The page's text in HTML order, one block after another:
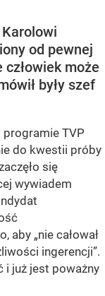
od pewnej
może
były szef
programie TVP
do kwestii próby
się
wywiadem
aby „nie całował
ingerencji”.
i już jest poważny